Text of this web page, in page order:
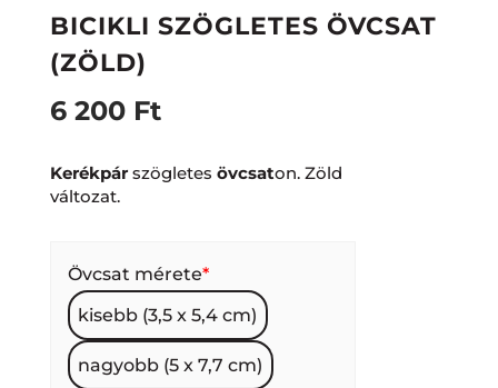
BICIKLI SZÖGLETES ÖVCSAT
(ZÖLD)
6 200 Ft
Kerékpárszögletes övcsaton. Zöld
változat.
*
Övcsat mérete
kisebb (3,5 x 5,4 cm)
nagyobb (5 x 7,7 cm)